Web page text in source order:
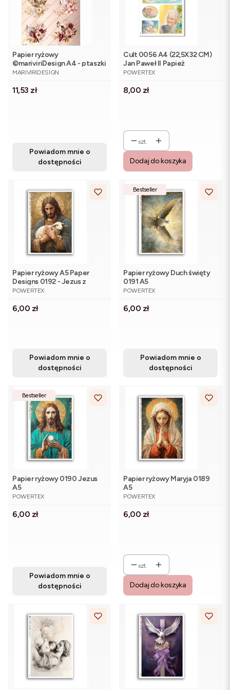
Papier ryżowy
©mariviriDesign A4 - ptaszki
na kwitnących gałązkach
PRODUCENT
MARIVIRIDESIGN
Cena
11,53 zł
Powiadom mnie o
dostępności
Cult 0056 A4 (22,5X32 CM)
Jan Paweł II Papież
PRODUCENT
POWERTEX
Cena
8,00 zł
szt.
Dodaj do koszyka
Papier ryżowy A5 Paper
Designs 0192 - Jezus z
owieczką
PRODUCENT
POWERTEX
Cena
6,00 zł
Powiadom mnie o
dostępności
Bestseller
Papier ryżowy Duch święty
0191 A5
PRODUCENT
POWERTEX
Cena
6,00 zł
Powiadom mnie o
dostępności
Bestseller
Papier ryżowy 0190 Jezus
A5
PRODUCENT
POWERTEX
Cena
6,00 zł
Powiadom mnie o
dostępności
Papier ryżowy Maryja 0189
A5
PRODUCENT
POWERTEX
Cena
6,00 zł
szt.
Dodaj do koszyka